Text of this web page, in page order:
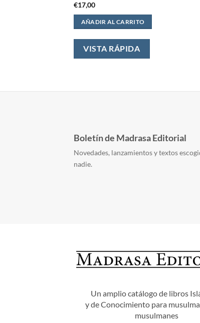
€17,00
AÑADIR AL CARRITO
VISTA RÁPIDA
Boletín de Madrasa Editorial
Novedades, lanzamientos y textos
nadie.
Un amplio catálogo de libros
y de Conocimiento para
musulmanes